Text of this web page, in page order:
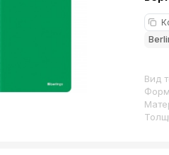
Вид